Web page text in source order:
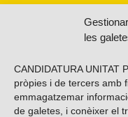
les
CANDIDATURA UNITAT
pròpies i de tercers amb
emmagatzemar
de galetes, i conèixer el